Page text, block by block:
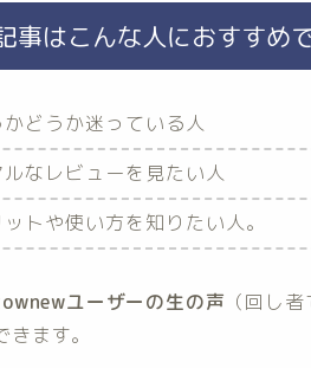
事はこんな人におすすめ
どうか迷っている人
なレビューを見たい人
トや使い方を知りたい人。
ユーザーの生の声 （回し
ます。